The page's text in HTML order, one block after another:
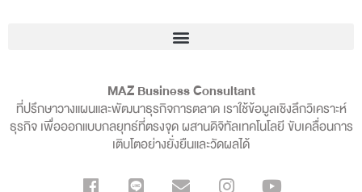
MAZ Business Consultant
ที่ปรึกษาวางแผนและพัฒนาธุรกิจการตลาด เราใช้ข้อมูลเชิงลึกวิเคราะห์
ธุรกิจ เพื่อออกแบบกลยุทธ์ที่ตรงจุด ผสานดิจิทัลเทคโนโลยี ขับเคลื่อนการ
เติบโตอย่างยั่งยืนและวัดผลได้